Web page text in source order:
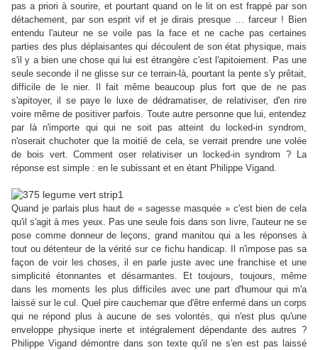
pas a priori à sourire, et pourtant quand on le lit on est frappé par son
détachement, par son esprit vif et je dirais presque … farceur ! Bien
entendu l'auteur ne se voile pas la face et ne cache pas certaines
parties des plus déplaisantes qui découlent de son état physique, mais
s'il y a bien une chose qui lui est étrangère c'est l'apitoiement. Pas une
seule seconde il ne glisse sur ce terrain-là, pourtant la pente s'y prêtait,
difficile de le nier. Il fait même beaucoup plus fort que de ne pas
s'apitoyer, il se paye le luxe de dédramatiser, de relativiser, d'en rire
voire même de positiver parfois. Toute autre personne que lui, entendez
par là n'importe qui qui ne soit pas atteint du locked-in syndrom,
n'oserait chuchoter que la moitié de cela, se verrait prendre une volée
de bois vert. Comment oser relativiser un locked-in syndrom ? La
réponse est simple : en le subissant et en étant Philippe Vigand.
Quand je parlais plus haut de « sagesse masquée » c'est bien de cela
qu'il s'agit à mes yeux. Pas une seule fois dans son livre, l'auteur ne se
pose comme donneur de leçons, grand manitou qui a les réponses à
tout ou détenteur de la vérité sur ce fichu handicap. Il n'impose pas sa
façon de voir les choses, il en parle juste avec une franchise et une
simplicité étonnantes et désarmantes. Et toujours, toujours, même
dans les moments les plus difficiles avec une part d'humour qui m'a
laissé sur le cul. Quel pire cauchemar que d'être enfermé dans un corps
qui ne répond plus à aucune de ses volontés, qui n'est plus qu'une
enveloppe physique inerte et intégralement dépendante des autres ?
Philippe Vigand démontre dans son texte qu'il ne s'en est pas laissé